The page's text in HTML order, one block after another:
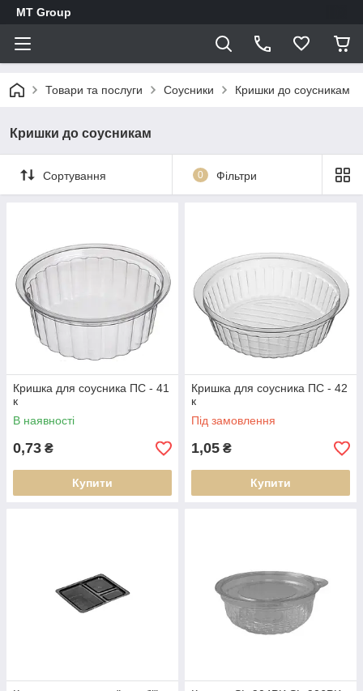
MT Group
Товари та послуги Соусники Кришки до соусникам
Кришки до соусникам
Сортування 0 Фільтри
Кришка для соусника ПС - 41
к
В наявності
0,73 ₴
Купити
Кришка для соусника ПС - 42
к
Під замовлення
1,05 ₴
Купити